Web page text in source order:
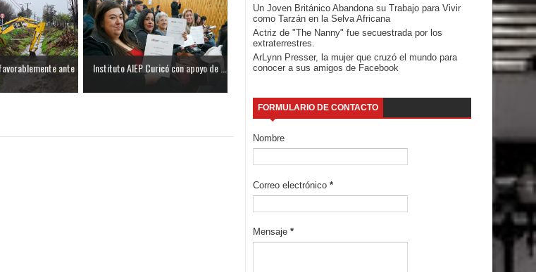
ante
Instituto AIEP Curicó con apoyo de ...
Un Joven Británico Abandona su Trabajo para Vivir
como Tarzán en la Selva Africana
Actriz de "The Nanny" fue secuestrada por los
extraterrestres.
ArLynn Presser, la mujer que cruzó el mundo para
conocer a sus amigos de Facebook
FORMULARIO DE CONTACTO
Nombre
Correo electrónico *
Mensaje *